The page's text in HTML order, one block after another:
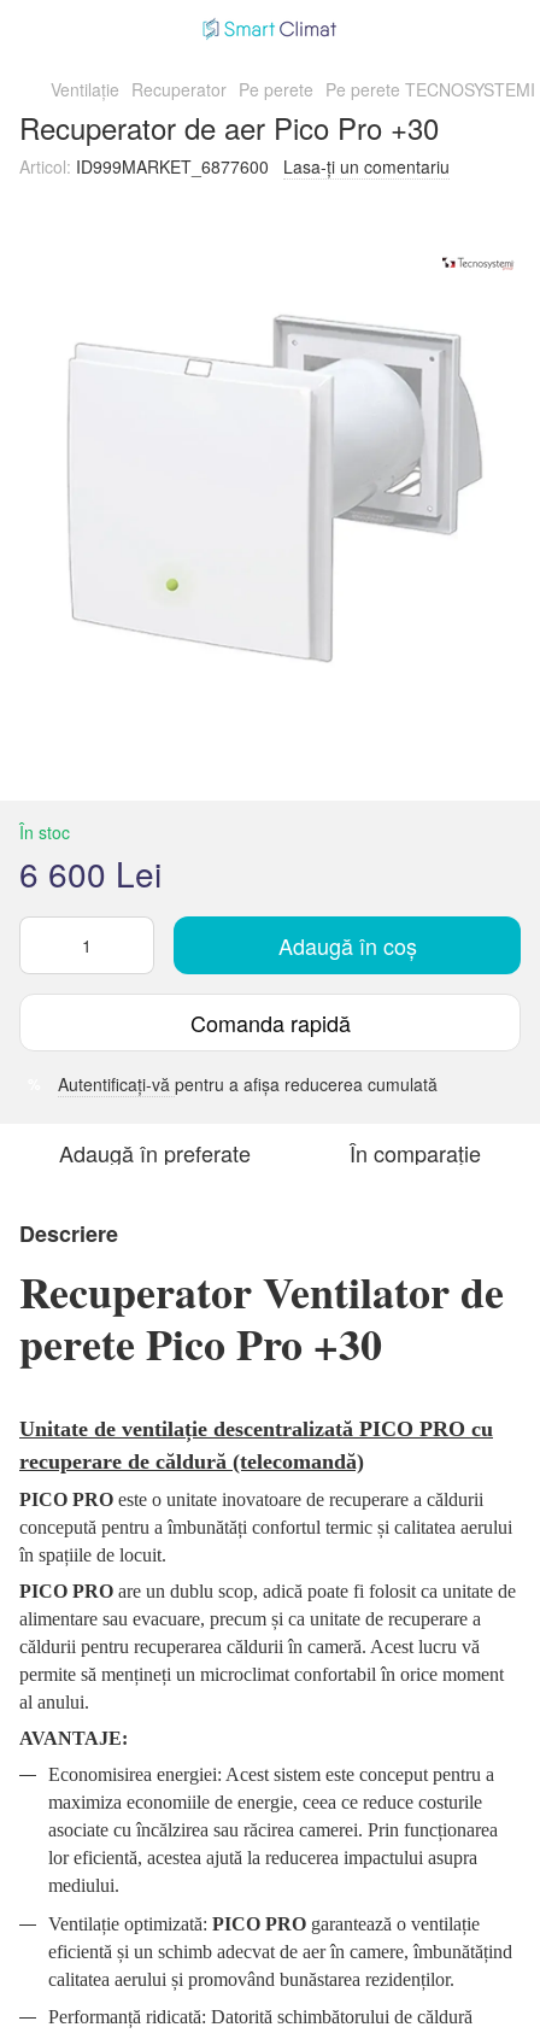
Ventilație Recuperator Pe perete Pe perete TECNOSYSTEMI
Recuperator de aer Pico Pro +30
Articol: ID999MARKET_6877600 Lasa-ți un comentariu
În stoc
6 600 Lei
Adaugă în coș
Comanda rapidă
Autentificați-vă pentru a afișa reducerea cumulată
Adaugă în preferate În comparație
Descriere
Recuperator Ventilator de
perete Pico Pro +30
Unitate de ventilație descentralizată PICO PRO cu
recuperare de căldură (telecomandă)
PICO PRO este o unitate inovatoare de recuperare a căldurii
concepută pentru a îmbunătăți confortul termic și calitatea aerului
în spațiile de locuit.
PICO PRO are un dublu scop, adică poate fi folosit ca unitate de
alimentare sau evacuare, precum și ca unitate de recuperare a
căldurii pentru recuperarea căldurii în cameră. Acest lucru vă
permite să mențineți un microclimat confortabil în orice moment
al anului.
AVANTAJE:
Economisirea energiei: Acest sistem este conceput pentru a
maximiza economiile de energie, ceea ce reduce costurile
asociate cu încălzirea sau răcirea camerei. Prin funcționarea
lor eficientă, acestea ajută la reducerea impactului asupra
mediului.
Ventilație optimizată: PICO PRO garantează o ventilație
eficientă și un schimb adecvat de aer în camere, îmbunătățind
calitatea aerului și promovând bunăstarea rezidenților.
Performanță ridicată: Datorită schimbătorului de căldură